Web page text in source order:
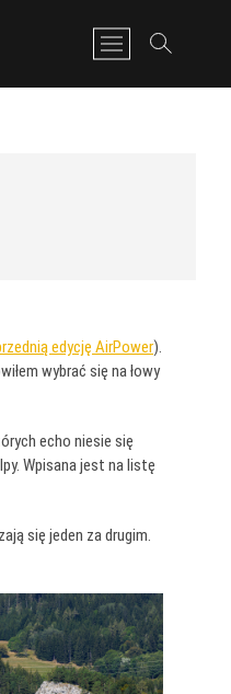
P
r
z
edycję AirPower).
wybrać się na łowy
echo niesie się
Wpisana jest na listę
się jeden za drugim.